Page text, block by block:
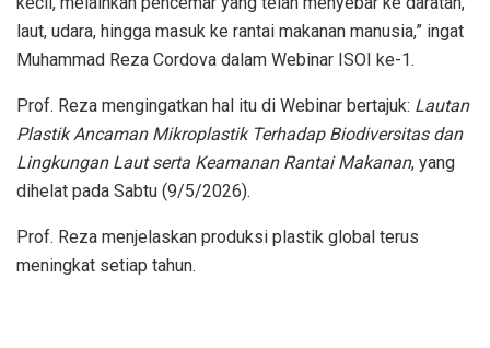
laut, udara, hingga masuk ke rantai makanan manusia,” ingat
Muhammad Reza Cordova dalam Webinar ISOI ke-1.
Prof. Reza mengingatkan hal itu di Webinar bertajuk: Lautan
Plastik Ancaman Mikroplastik Terhadap Biodiversitas dan
Lingkungan Laut serta Keamanan Rantai Makanan, yang
dihelat pada Sabtu (9/5/2026).
Prof. Reza menjelaskan produksi plastik global terus
meningkat setiap tahun.